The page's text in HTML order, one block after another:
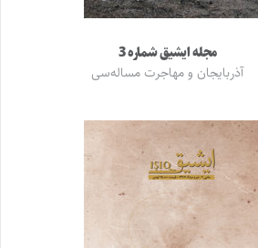
مجله ایشیق شماره 3
آذربایجان و مهاجرت مساله‌سی